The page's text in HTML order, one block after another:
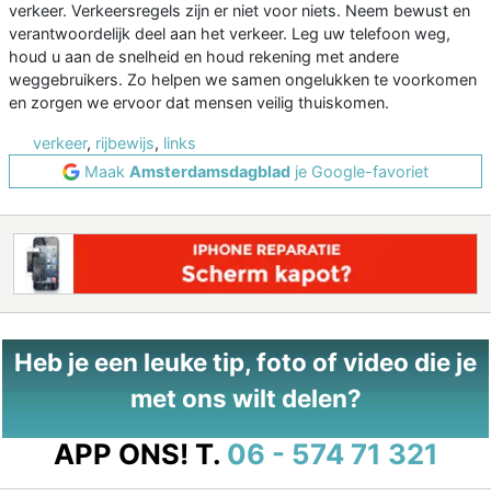
verkeer. Verkeersregels zijn er niet voor niets. Neem bewust en
verantwoordelijk deel aan het verkeer. Leg uw telefoon weg,
houd u aan de snelheid en houd rekening met andere
weggebruikers. Zo helpen we samen ongelukken te voorkomen
en zorgen we ervoor dat mensen veilig thuiskomen.
verkeer, rijbewijs, links
Maak Amsterdamsdagblad je Google-favoriet
Heb je een leuke tip, foto of video die je
met ons wilt delen?
APP ONS! T. 06 - 574 71 321